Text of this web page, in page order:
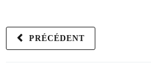
PRÉCÉDENT